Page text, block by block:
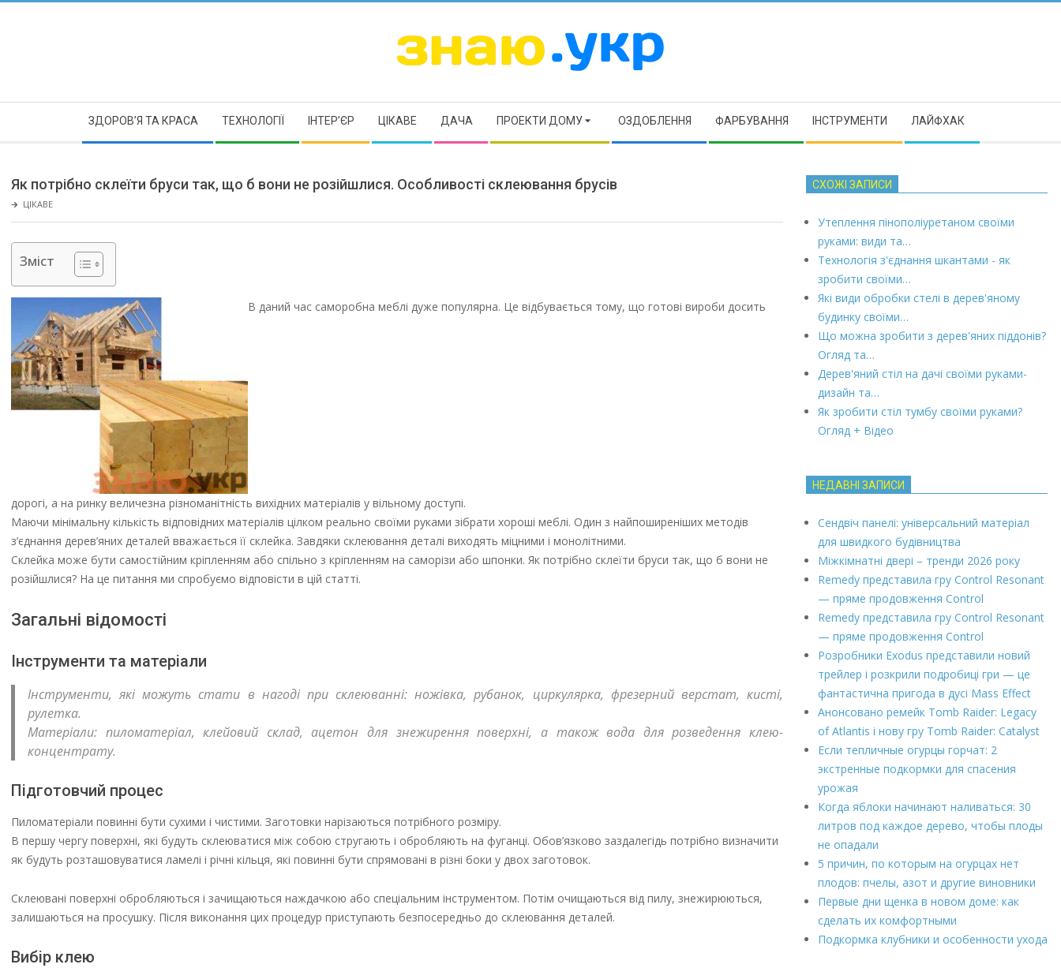
ЗНАЮ
ЗДОРОВ’Я ТА КРАСА ТЕХНОЛОГІЇ ІНТЕР’ЄР ЦІКАВЕ ДАЧА ПРОЕКТИ ДОМУ ОЗДОБЛЕННЯ ФАРБУВАННЯ ІНСТРУМЕНТИ ЛАЙФХАК
Як потрібно склеїти бруси так, що б вони не розійшлися. Особливості склеювання брусів
🡲 ЦІКАВЕ
Зміст
В даний час саморобна меблі дуже популярна. Це відбувається тому, що готові вироби досить
дорогі, а на ринку величезна різноманітність вихідних матеріалів у вільному доступі.
Маючи мінімальну кількість відповідних матеріалів цілком реально своїми руками зібрати хороші меблі. Один з найпоширеніших методів
з’єднання дерев’яних деталей вважається її склейка. Завдяки склеювання деталі виходять міцними і монолітними.
Склейка може бути самостійним кріпленням або спільно з кріпленням на саморізи або шпонки. Як потрібно склеїти бруси так, що б вони не
розійшлися? На це питання ми спробуємо відповісти в цій статті.
Загальні відомості
Інструменти та матеріали
Інструменти, які можуть стати в нагоді при склеюванні: ножівка, рубанок, циркулярка, фрезерний верстат, кисті,
рулетка.
Матеріали: пиломатеріал, клейовий склад, ацетон для знежирення поверхні, а також вода для розведення клею-
концентрату.
Підготовчий процес
Пиломатеріали повинні бути сухими і чистими. Заготовки нарізаються потрібного розміру.
В першу чергу поверхні, які будуть склеюватися між собою стругають і обробляють на фуганці. Обов’язково заздалегідь потрібно визначити
як будуть розташовуватися ламелі і річні кільця, які повинні бути спрямовані в різні боки у двох заготовок.
Склеювані поверхні обробляються і зачищаються наждачкою або спеціальним інструментом. Потім очищаються від пилу, знежирюються,
залишаються на просушку. Після виконання цих процедур приступають безпосередньо до склеювання деталей.
Вибір клею
СХОЖІ ЗАПИСИ
Утеплення пінополіуретаном своїми
руками: види та…
Технологія з'єднання шкантами - як
зробити своїми…
Які види обробки стелі в дерев'яному
будинку своїми…
Що можна зробити з дерев'яних піддонів?
Огляд та…
Дерев'яний стіл на дачі своїми руками-
дизайн та…
Як зробити стіл тумбу своїми руками?
Огляд + Відео
НЕДАВНІ ЗАПИСИ
Сендвіч панелі: універсальний матеріал
для швидкого будівництва
Міжкімнатні двері – тренди 2026 року
Remedy представила гру Control Resonant
— пряме продовження Control
Remedy представила гру Control Resonant
— пряме продовження Control
Розробники Exodus представили новий
трейлер і розкрили подробиці гри — це
фантастична пригода в дусі Mass Effect
Анонсовано ремейк Tomb Raider: Legacy
of Atlantis і нову гру Tomb Raider: Catalyst
Если тепличные огурцы горчат: 2
экстренные подкормки для спасения
урожая
Когда яблоки начинают наливаться: 30
литров под каждое дерево, чтобы плоды
не опадали
5 причин, по которым на огурцах нет
плодов: пчелы, азот и другие виновники
Первые дни щенка в новом доме: как
сделать их комфортными
Подкормка клубники и особенности ухода